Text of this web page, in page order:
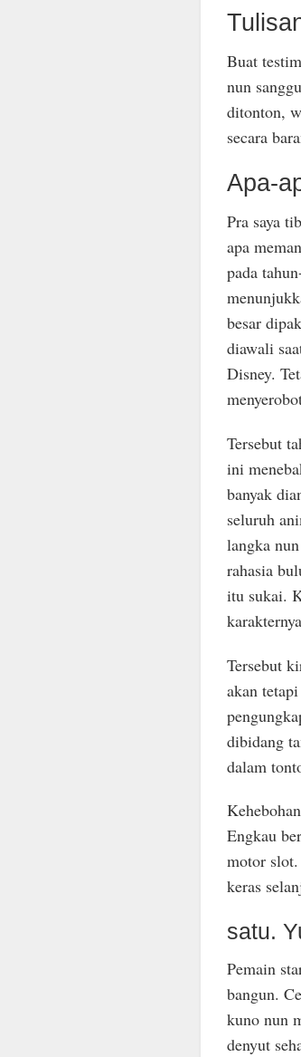
Buat
nun
ditonton,
secara
Apa-
Pra saya
apa
pada
besar
diawali
Disney.
Tersebut
ini
banyak
seluruh
langka
rahasia
itu sukai.
Tersebut
akan
dibidang
dalam
Engkau
motor
keras
satu.
Pemain
bangun.
kuno nun
denyut